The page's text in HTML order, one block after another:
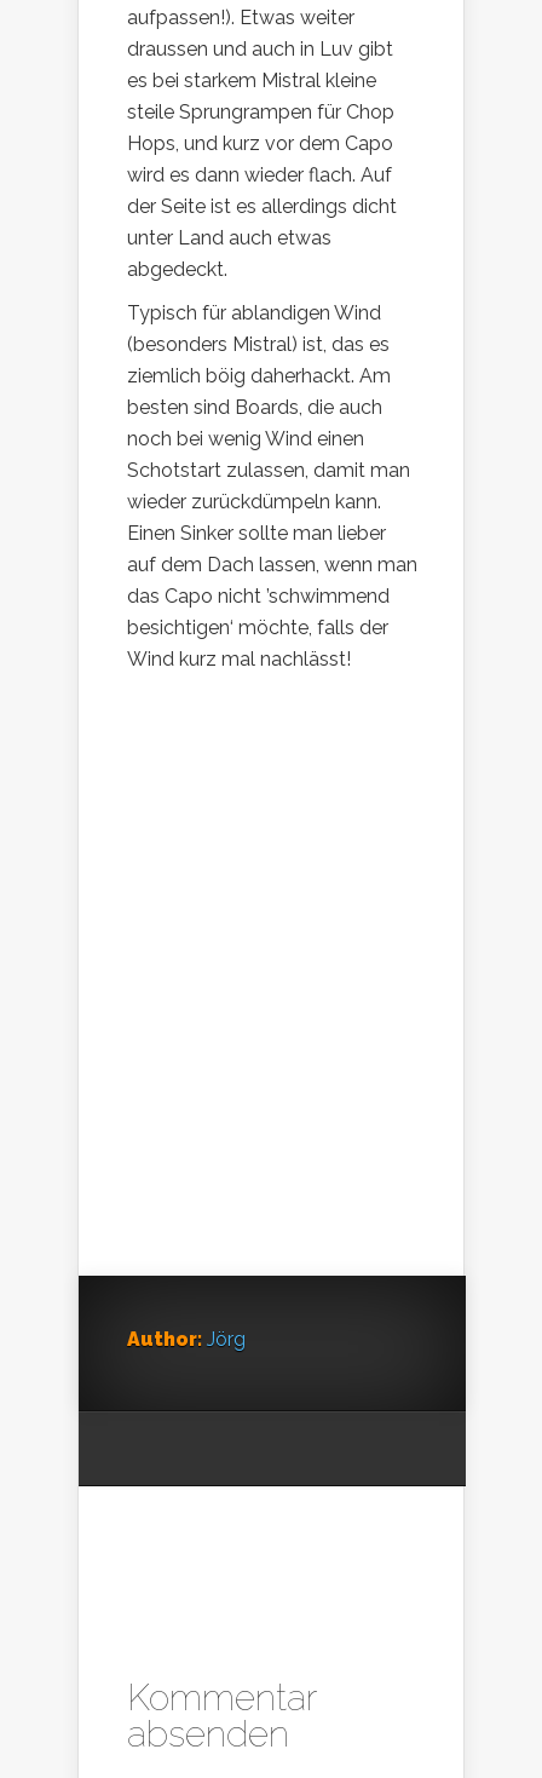
aufpassen!). Etwas weiter
draussen und auch in Luv gibt
es bei starkem Mistral kleine
steile Sprungrampen für Chop
Hops, und kurz vor dem Capo
wird es dann wieder flach. Auf
der Seite ist es allerdings dicht
unter Land auch etwas
abgedeckt.
Typisch für ablandigen Wind
(besonders Mistral) ist, das es
ziemlich böig daherhackt. Am
besten sind Boards, die auch
noch bei wenig Wind einen
Schotstart zulassen, damit man
wieder zurückdümpeln kann.
Einen Sinker sollte man lieber
auf dem Dach lassen, wenn man
das Capo nicht ’schwimmend
besichtigen‘ möchte, falls der
Wind kurz mal nachlässt!
Author: Jörg
Kommentar
absenden